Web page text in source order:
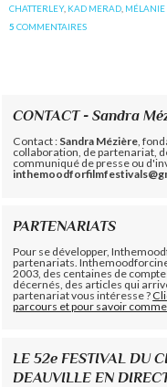
CHATTERLEY, KAD MERAD MÉLANIE
5 COMMENTAIRES
CONTACT - Sandra
Contact : Sandra Mézière ,
collaboration, de partenariat,
communiqué de presse ou
PARTENARIATS
Pour se développer,
partenariats.
2003, des centaines de
décernés, des articles qui
partenariat vous intéresse ?
parcours et pour savoir
LE 52e FESTIVAL DU
DEAUVILLE EN